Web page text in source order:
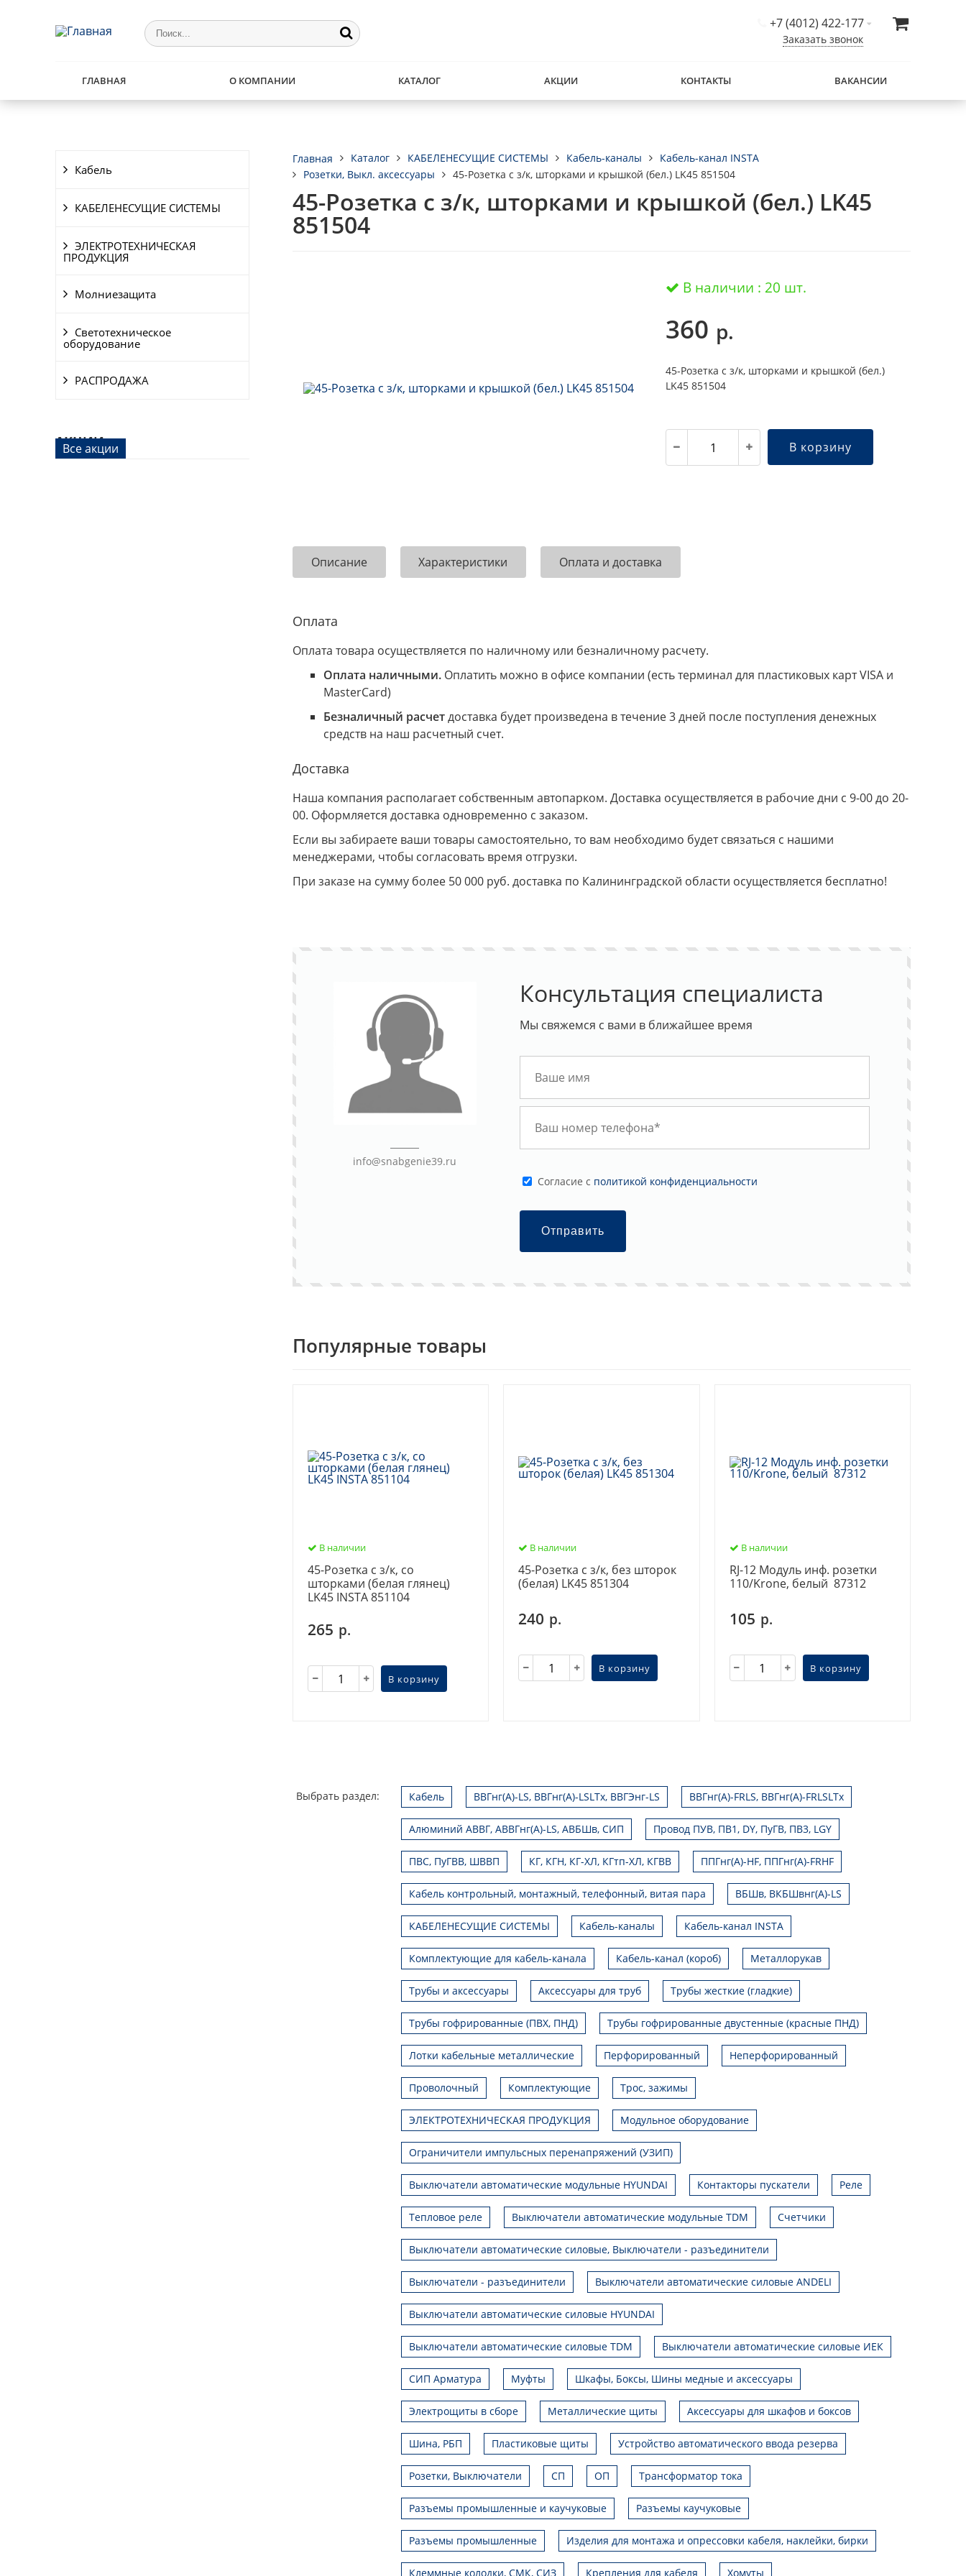
+7 (4012) 422-177
Заказать звонок
ГЛАВНАЯ О КОМПАНИИ КАТАЛОГ АКЦИИ КОНТАКТЫ ВАКАНСИИ
Кабель
КАБЕЛЕНЕСУЩИЕ СИСТЕМЫ
ЭЛЕКТРОТЕХНИЧЕСКАЯ
ПРОДУКЦИЯ
Молниезащита
Светотехническое
оборудование
РАСПРОДАЖА
АКЦИИ
Все акции
Главная Каталог КАБЕЛЕНЕСУЩИЕ СИСТЕМЫ Кабель-каналы
Кабель-канал INSTA
Розетки, Выкл. аксессуары
45-Розетка с з/к, шторками и крышкой (бел.) LK45 851504
45-Розетка с з/к, шторками и крышкой (бел.) LK45
851504
В наличии : 20 шт.
360 р.
45-Розетка с з/к, шторками и крышкой (бел.)
LK45 851504
В корзину
Описание Характеристики Оплата и доставка
Оплата
Оплата товара осуществляется по наличному или безналичному расчету.
Оплата наличными. Оплатить можно в офисе компании (есть терминал для пластиковых карт VISA и
MasterCard)
Безналичный расчетдоставка будет произведена в течение 3 дней после поступления денежных
средств на наш расчетный счет.
Доставка
Наша компания располагает собственным автопарком. Доставка осуществляется в рабочие дни с 9-00 до 20-
00. Оформляется доставка одновременно с заказом.
Если вы забираете ваши товары самостоятельно, то вам необходимо будет связаться с нашими
менеджерами, чтобы согласовать время отгрузки.
При заказе на сумму более 50 000 руб. доставка по Калининградской области осуществляется бесплатно!
info@snabgenie39.ru
Консультация специалиста
Мы свяжемся с вами в ближайшее время
Cогласие с политикой конфиденциальности
Отправить
Популярные товары
В наличии
45-Розетка с з/к, со
шторками (белая глянец)
LK45 INSTA 851104
265 р.
В корзину
В наличии
45-Розетка с з/к, без шторок
(белая) LK45 851304
240 р.
В корзину
В наличии
RJ-12 Модуль инф. розетки
110/Krone, белый 87312
105 р.
В корзину
Выбрать раздел: Кабель ВВГнг(А)-LS, ВВГнг(А)-LSLTx, ВВГЭнг-LS ВВГнг(А)-FRLS, ВВГнг(А)-FRLSLTx
Алюминий АВВГ, АВВГнг(А)-LS, АВБШв, СИП Провод ПУВ, ПВ1, DY, ПуГВ, ПВ3, LGY
ПВС, ПуГВВ, ШВВП КГ, КГН, КГ-ХЛ, КГтп-ХЛ, КГВВ ППГнг(А)-HF, ППГнг(А)-FRHF
Кабель контрольный, монтажный, телефонный, витая пара ВБШв, ВКБШвнг(А)-LS
КАБЕЛЕНЕСУЩИЕ СИСТЕМЫ Кабель-каналы Кабель-канал INSTA
Комплектующие для кабель-канала Кабель-канал (короб) Металлорукав
Трубы и аксессуары Аксессуары для труб Трубы жесткие (гладкие)
Трубы гофрированные (ПВХ, ПНД) Трубы гофрированные двустенные (красные ПНД)
Лотки кабельные металлические Перфорированный Неперфорированный
Проволочный Комплектующие Трос, зажимы
ЭЛЕКТРОТЕХНИЧЕСКАЯ ПРОДУКЦИЯ Модульное оборудование
Ограничители импульсных перенапряжений (УЗИП)
Выключатели автоматические модульные HYUNDAI Контакторы пускатели Реле
Тепловое реле Выключатели автоматические модульные TDM Счетчики
Выключатели автоматические силовые, Выключатели - разъединители
Выключатели - разъединители Выключатели автоматические силовые ANDELI
Выключатели автоматические силовые HYUNDAI
Выключатели автоматические силовые TDM Выключатели автоматические силовые ИЕК
СИП Арматура Муфты Шкафы, Боксы, Шины медные и аксессуары
Электрощиты в сборе Металлические щиты Аксессуары для шкафов и боксов
Шина, РБП Пластиковые щиты Устройство автоматического ввода резерва
Розетки, Выключатели СП ОП Трансформатор тока
Разъемы промышленные и каучуковые Разъемы каучуковые
Разъемы промышленные Изделия для монтажа и опрессовки кабеля, наклейки, бирки
Клеммные колодки, СМК, СИЗ Крепления для кабеля Хомуты